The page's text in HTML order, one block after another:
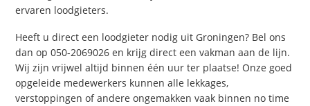
ervaren loodgieters.
Heeft u direct een loodgieter nodig uit Groningen? Bel ons
dan op 050-2069026 en krijg direct een vakman aan de lijn.
Wij zijn vrijwel altijd binnen één uur ter plaatse! Onze goed
opgeleide medewerkers kunnen alle lekkages,
verstoppingen of andere ongemakken vaak binnen no time